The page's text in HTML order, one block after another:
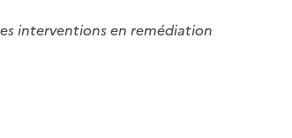
interventions en remédiation